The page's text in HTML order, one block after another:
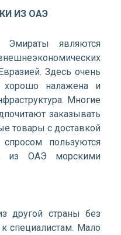
ИЗ ОАЭ
Эмираты являются
Здесь очень
хорошо налажена и
Многие
заказывать
товары с доставкой
пользуются
из ОАЭ морскими
другой страны без
к специалистам. Мало